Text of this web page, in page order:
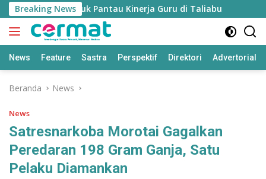
Langsung
ke
konten
Breaking News
Disiapkan untuk Pantau Kinerja Guru di Taliabu
News Feature Sastra Perspektif Direktori Advertorial
Beranda News
News
Satresnarkoba Morotai Gagalkan
Peredaran 198 Gram Ganja, Satu
Pelaku Diamankan